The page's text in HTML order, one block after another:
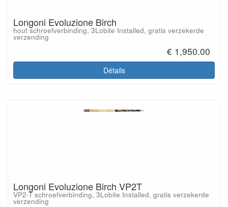
Longoni Evoluzione Birch
hout schroefverbinding, 3Lobite Installed, gratis verzekerde
verzending
€ 1,950.00
Détails
Longoni Evoluzione Birch VP2T
VP2-T schroefverbinding, 3Lobite Installed, gratis verzekerde
verzending